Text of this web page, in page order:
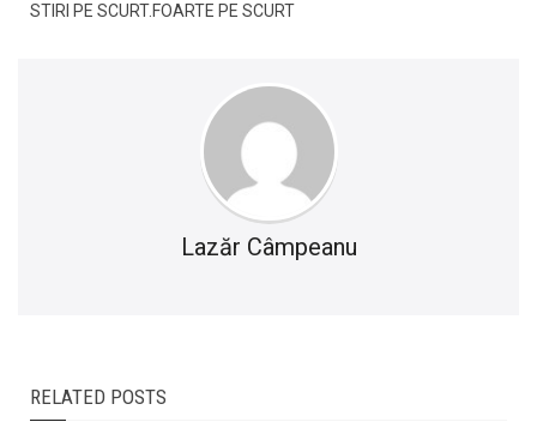
STIRI PE SCURT.FOARTE PE SCURT
Lazăr Câmpeanu
RELATED POSTS